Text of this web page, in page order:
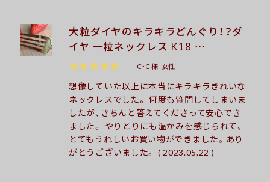
大粒ダイヤのキラキラどんぐり！？ダ
イヤ 一粒ネックレス K18 …
★★★★★
C・C 様 女性
想像していた以上に本当にキラキラきれいな
ネックレスでした。 何度も質問してしまいま
したが、きちんと答えてくださって安心でき
ました。 やりとりにも温かみを感じられて、
とてもうれしいお買い物ができました。あり
がとうございました。 ( 2023.05.22 )